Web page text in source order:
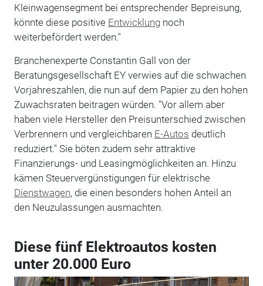
Kleinwagensegment bei entsprechender Bepreisung,
könnte diese positive Entwicklungnoch
weiterbefördert werden."
Branchenexperte Constantin Gall von der
Beratungsgesellschaft EY verwies auf die schwachen
Vorjahreszahlen, die nun auf dem Papier zu den hohen
Zuwachsraten beitragen würden. "Vor allem aber
haben viele Hersteller den Preisunterschied zwischen
Verbrennern und vergleichbaren E-Autos deutlich
reduziert." Sie böten zudem sehr attraktive
Finanzierungs- und Leasingmöglichkeiten an. Hinzu
kämen Steuervergünstigungen für elektrische
Dienstwagen, die einen besonders hohen Anteil an
den Neuzulassungen ausmachten.
Diese fünf Elektroautos kosten
unter 20.000 Euro